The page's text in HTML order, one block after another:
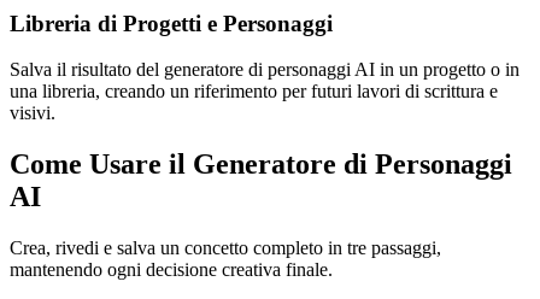
Libreria di Progetti e Personaggi
Salva il risultato del generatore di personaggi AI in un progetto o in
una libreria, creando un riferimento per futuri lavori di scrittura e
visivi.
Come Usare il Generatore di Personaggi
AI
Crea, rivedi e salva un concetto completo in tre passaggi,
mantenendo ogni decisione creativa finale.